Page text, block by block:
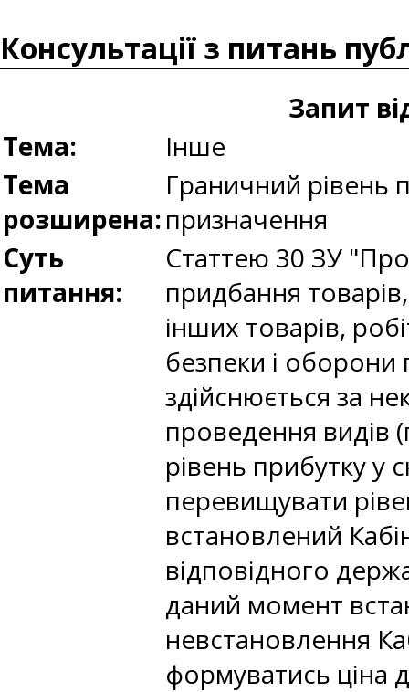
Консультації з питань
Запит
Тема:
Інше
Тема
розширена:
Граничний рівень
призначення
Суть
питання:
Статтею 30 ЗУ
придбання
інших товарів,
безпеки і оборони
здійснюється за
проведення видів
рівень прибутку у
перевищувати
встановлений
відповідного
даний момент
невстановлення
формуватись ціна